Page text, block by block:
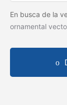
En busca de la
ornamental